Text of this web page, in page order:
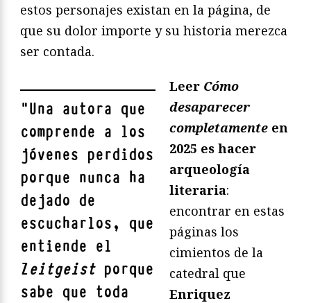
estos personajes existan en la página, de
que su dolor importe y su historia merezca
ser contada.
"Una autora que
comprende a los
jóvenes perdidos
porque nunca ha
dejado de
escucharlos, que
entiende el
Zeitgeistporque
sabe que toda
Leer Cómo
desaparecer
completamente en
2025 es hacer
arqueología
literaria:
encontrar en estas
páginas los
cimientos de la
catedral que
Enriquez